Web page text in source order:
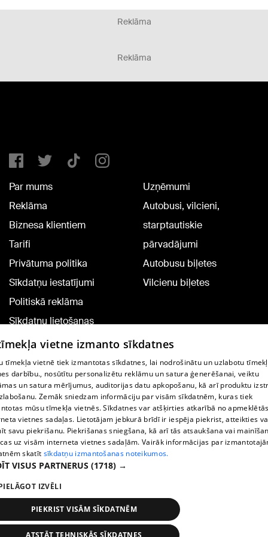
Reklāma
Reklāma
Par mums
Reklāma
Biznesa klientiem
Tarifi
Privātuma politika
Sīkdatņu iestatījumi
Politiskā reklāma
Sīkdatņu lietošanas
noteikumi
Komentāru pievienošana
Uzņēmumi
Autobusi, vilcieni,
starptautiskie
pārvadājumi
Autobusu biļetes
Vilcienu biļetes
TV programma
Līguma noteikumi
360 Ziņu kontakti
Helio Media
Portāla palīdzības dienests: e-pasts -
All rights reserved.
vietne izmanto sīkdatnes
tīmekļa vietnē tiek izmantotas sīkdatnes, lai nodrošinātu un uzlabotu
darbību., nosūtītu personalizētu reklāmu un satura ģenerēšanai, veiktu
un satura mērījumus, auditorijas datu apkopošanu, kā arī produktu
Zemāk sniedzam informāciju par visām sīkdatnēm, kuras tiek
mūsu tīmekļa vietnēs. Sīkdatnes var atšķirties atkarībā no
vietnes sadaļas. Lietotājam jebkurā brīdī ir iespēja piekrist, atteikties
savu piekrišanu. Piekrišanas sniegšana, kā arī tās atsaukšana vai
uz visām interneta vietnes sadaļām. Vairāk informācijas par
skatīt sīkdatņu izmantošanas noteikumos.
VISUS PARTNERUS (1718) →
IZVĒLI
PIEKRIST VISĀM SĪKDATNĒM
ATSTĀT TEHNISKĀS SĪKDATNES